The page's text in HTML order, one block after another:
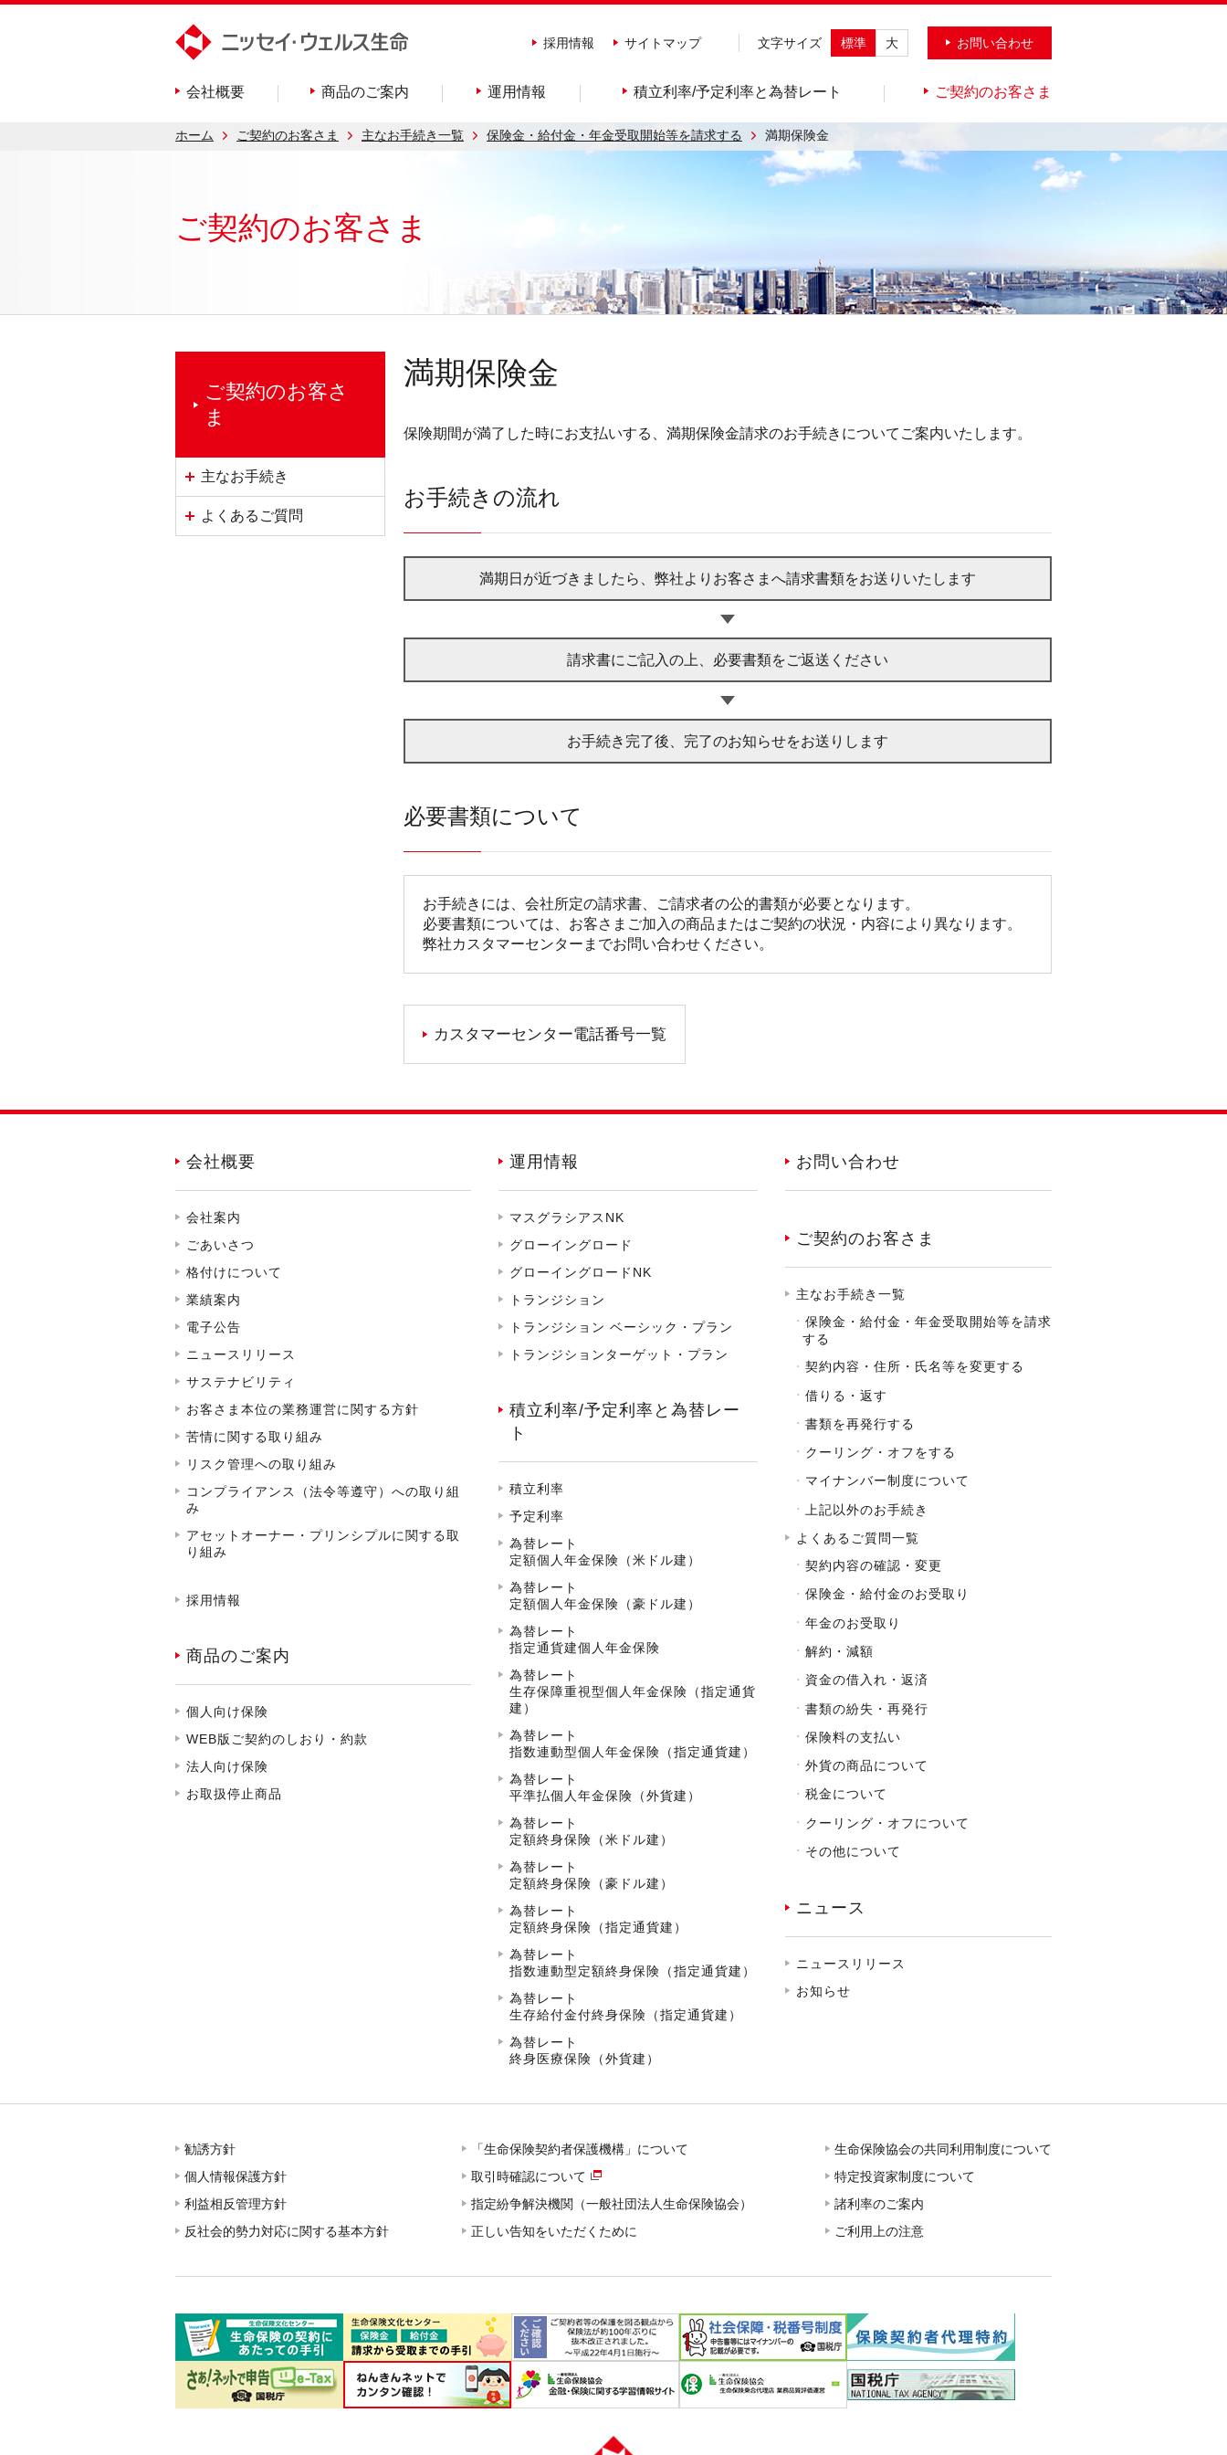
採用情報 サイトマップ 文字サイズ 標準 大 お問い合わせ
会社概要 商品のご案内 運用情報 積立利率/予定利率と為替レート ご契約のお客さま
ホーム ご契約のお客さま 主なお手続き一覧 保険金・給付金・年金受取開始等を請求する 満期保険金
ご契約のお客さま
満期保険金
保険期間が満了した時にお支払いする、満期保険金請求のお手続きについてご案内いたします。
お手続きの流れ
満期日が近づきましたら、弊社よりお客さまへ請求書類をお送りいたします
請求書にご記入の上、必要書類をご返送ください
お手続き完了後、完了のお知らせをお送りします
必要書類について
お手続きには、会社所定の請求書、ご請求者の公的書類が必要となります。
必要書類については、お客さまご加入の商品またはご契約の状況・内容により異なります。
弊社カスタマーセンターまでお問い合わせください。
カスタマーセンター電話番号一覧
ご契約のお客さ
ま
主なお手続き
よくあるご質問
会社概要
会社案内
ごあいさつ
格付けについて
業績案内
電子公告
ニュースリリース
サステナビリティ
お客さま本位の業務運営に関する方針
苦情に関する取り組み
リスク管理への取り組み
コンプライアンス（法令等遵守）への取り組
み
アセットオーナー・プリンシプルに関する取
り組み
採用情報
商品のご案内
個人向け保険
WEB版ご契約のしおり・約款
法人向け保険
お取扱停止商品
運用情報
マスグラシアスNK
グローイングロード
グローイングロードNK
トランジション
トランジション ベーシック・プラン
トランジションターゲット・プラン
積立利率/予定利率と為替レー
ト
積立利率
予定利率
為替レート
定額個人年金保険（米ドル建）
為替レート
定額個人年金保険（豪ドル建）
為替レート
指定通貨建個人年金保険
為替レート
生存保障重視型個人年金保険（指定通貨
建）
為替レート
指数連動型個人年金保険（指定通貨建）
為替レート
平準払個人年金保険（外貨建）
為替レート
定額終身保険（米ドル建）
為替レート
定額終身保険（豪ドル建）
為替レート
定額終身保険（指定通貨建）
為替レート
指数連動型定額終身保険（指定通貨建）
為替レート
生存給付金付終身保険（指定通貨建）
為替レート
終身医療保険（外貨建）
お問い合わせ
ご契約のお客さま
主なお手続き一覧
保険金・給付金・年金受取開始等を請求
する
契約内容・住所・氏名等を変更する
借りる・返す
書類を再発行する
クーリング・オフをする
マイナンバー制度について
上記以外のお手続き
よくあるご質問一覧
契約内容の確認・変更
保険金・給付金のお受取り
年金のお受取り
解約・減額
資金の借入れ・返済
書類の紛失・再発行
保険料の支払い
外貨の商品について
税金について
クーリング・オフについて
その他について
ニュース
ニュースリリース
お知らせ
勧誘方針
個人情報保護方針
利益相反管理方針
反社会的勢力対応に関する基本方針
「生命保険契約者保護機構」について
取引時確認について
指定紛争解決機関（一般社団法人生命保険協会）
正しい告知をいただくために
生命保険協会の共同利用制度について
特定投資家制度について
諸利率のご案内
ご利用上の注意